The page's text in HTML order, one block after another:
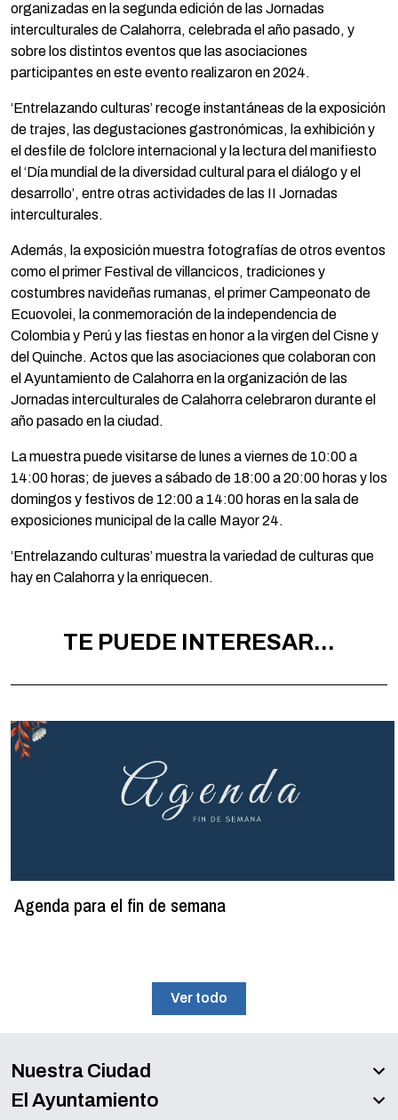
organizadas en la segunda edición de las Jornadas
interculturales de Calahorra, celebrada el año pasado, y
sobre los distintos eventos que las asociaciones
participantes en este evento realizaron en 2024.
‘Entrelazando culturas’ recoge instantáneas de la exposición
de trajes, las degustaciones gastronómicas, la exhibición y
el desfile de folclore internacional y la lectura del manifiesto
el ‘Día mundial de la diversidad cultural para el diálogo y el
desarrollo’, entre otras actividades de las II Jornadas
interculturales.
Además, la exposición muestra fotografías de otros eventos
como el primer Festival de villancicos, tradiciones y
costumbres navideñas rumanas, el primer Campeonato de
Ecuovolei, la conmemoración de la independencia de
Colombia y Perú y las fiestas en honor a la virgen del Cisne y
del Quinche. Actos que las asociaciones que colaboran con
el Ayuntamiento de Calahorra en la organización de las
Jornadas interculturales de Calahorra celebraron durante el
año pasado en la ciudad.
La muestra puede visitarse de lunes a viernes de 10:00 a
14:00 horas; de jueves a sábado de 18:00 a 20:00 horas y los
domingos y festivos de 12:00 a 14:00 horas en la sala de
exposiciones municipal de la calle Mayor 24.
‘Entrelazando culturas’ muestra la variedad de culturas que
hay en Calahorra y la enriquecen.
TE PUEDE INTERESAR...
Agenda para el fin de semana
Ver todo
Nuestra Ciudad
El Ayuntamiento